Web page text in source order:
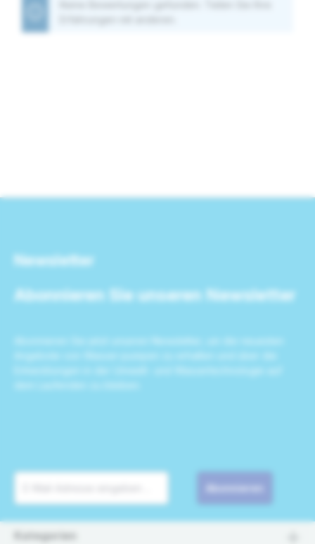
Newsletter
Abonnieren Sie unseren Newsletter
Kategorien